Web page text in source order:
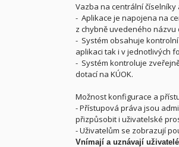
Vazba na centrální číselníky
- Aplikace je napojena na
z chybně uvedeného názvu
- Systém obsahuje
aplikaci tak i v jednotlivých
- Systém kontroluje
dotací na KÚOK.
Možnost konfigurace a
- Přístupová práva jsou
přizpůsobit i uživatelské
- Uživatelům se zobrazují
Vnímají a uznávají